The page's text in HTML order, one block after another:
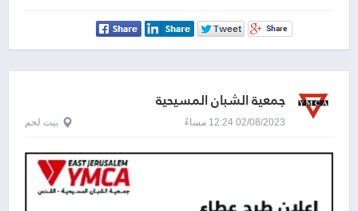
جمعية الشبان المسيحية
02/08/2023 12:24 مساءً بيت لحم